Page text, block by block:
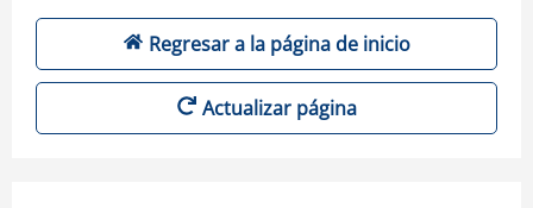
Regresar a la página de inicio
Actualizar página